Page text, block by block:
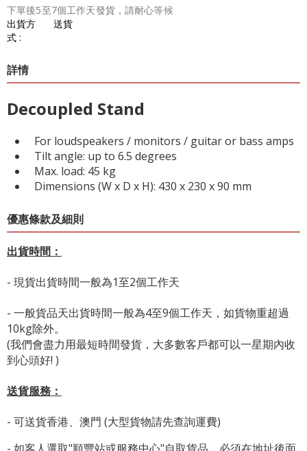
下單後5至7個工作天發貨，請耐心等候
出貨方
式 :
送貨
詳情
Decoupled Stand
For loudspeakers / monitors / guitar or bass amps
Tilt angle: up to 6.5 degrees
Max. load: 45 kg
Dimensions (W x D x H): 430 x 230 x 90 mm
優惠條款及細則
出貨時間：
- 現貨出貨時間一般為1至2個工作天
- 一般貨品天出貨時間一般為4至9個工作天，如貨物重超過
10kg除外。
(我們會盡力用最短時間發貨，大多數客戶都可以一星期內收
到心頭好! )
送貨服務：
- 可送貨香港、澳門 (大型貨物請先查詢運費)